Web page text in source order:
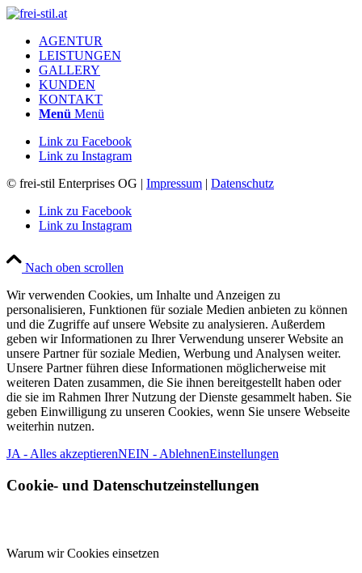
AGENTUR
LEISTUNGEN
GALLERY
KUNDEN
KONTAKT
Menü Menü
Link zu Facebook
Link zu Instagram
© frei-stil Enterprises OG | Impressum | Datenschutz
Link zu Facebook
Link zu Instagram
Nach oben scrollen
Wir verwenden Cookies, um Inhalte und Anzeigen zu
personalisieren, Funktionen für soziale Medien anbieten zu können
und die Zugriffe auf unsere Website zu analysieren. Außerdem
geben wir Informationen zu Ihrer Verwendung unserer Website an
unsere Partner für soziale Medien, Werbung und Analysen weiter.
Unsere Partner führen diese Informationen möglicherweise mit
weiteren Daten zusammen, die Sie ihnen bereitgestellt haben oder
die sie im Rahmen Ihrer Nutzung der Dienste gesammelt haben. Sie
geben Einwilligung zu unseren Cookies, wenn Sie unsere Webseite
weiterhin nutzen.
JA - Alles akzeptierenNEIN - AblehnenEinstellungen
Cookie- und Datenschutzeinstellungen
Warum wir Cookies einsetzen